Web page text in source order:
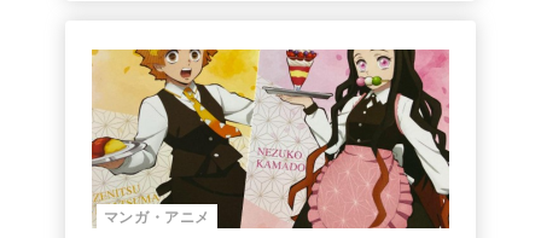
マンガ・アニメ